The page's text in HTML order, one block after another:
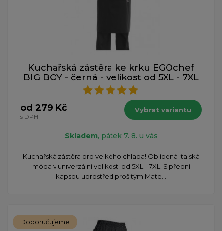
Kuchařská zástěra ke krku EGOchef
BIG BOY - černá - velikost od 5XL - 7XL
od 279 Kč
s DPH
Vybrat variantu
Skladem, pátek 7. 8. u vás
Kuchařská zástěra pro velkého chlapa! Oblíbená italská
móda v univerzální velikosti od 5XL - 7XL. S přední
kapsou uprostřed prošitým Mate...
Doporučujeme